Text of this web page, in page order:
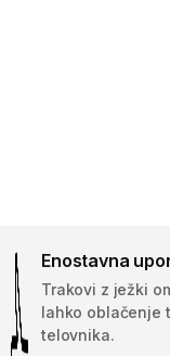
Enostavna
Trakovi z ježki
lahko oblačenje
telovnika.